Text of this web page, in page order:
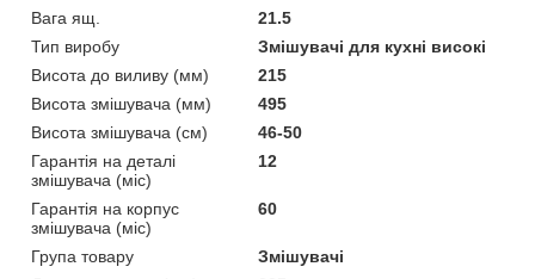
Вага ящ.
21.5
Тип виробу
Змішувачі для кухні високі
Висота до виливу (мм)
215
Висота змішувача (мм)
495
Висота змішувача (см)
46-50
Гарантія на деталі
змішувача (міс)
12
Гарантія на корпус
змішувача (міс)
60
Група товару
Змішувачі